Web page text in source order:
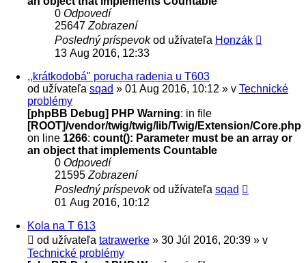
0 Odpovedí
25647 Zobrazení
Posledný príspevokod užívateľa Honzák
13 Aug 2016, 12:33
,,krátkodobá" porucha radenia u T603
od užívateľa sqad » 01 Aug 2016, 10:12 » v Technické
problémy
[phpBB Debug] PHP Warning: in file
[ROOT]/vendor/twig/twig/lib/Twig/Extension/Core.php
on line 1266: count(): Parameter must be an array or
an object that implements Countable
0 Odpovedí
21595 Zobrazení
Posledný príspevokod užívateľa sqad
01 Aug 2016, 10:12
Kola na T 613
od užívateľa tatrawerke » 30 Júl 2016, 20:39 » v
Technické problémy